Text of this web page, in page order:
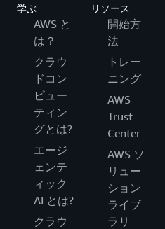
学ぶ
AWS と
は？
クラウ
ドコン
ピュー
ティン
グとは?
エージ
ェンテ
ィック
AI とは?
クラウ
リソース
開始方
法
トレー
ニング
AWS
Trust
Center
AWS ソ
リュー
ション
ライブ
ラリ